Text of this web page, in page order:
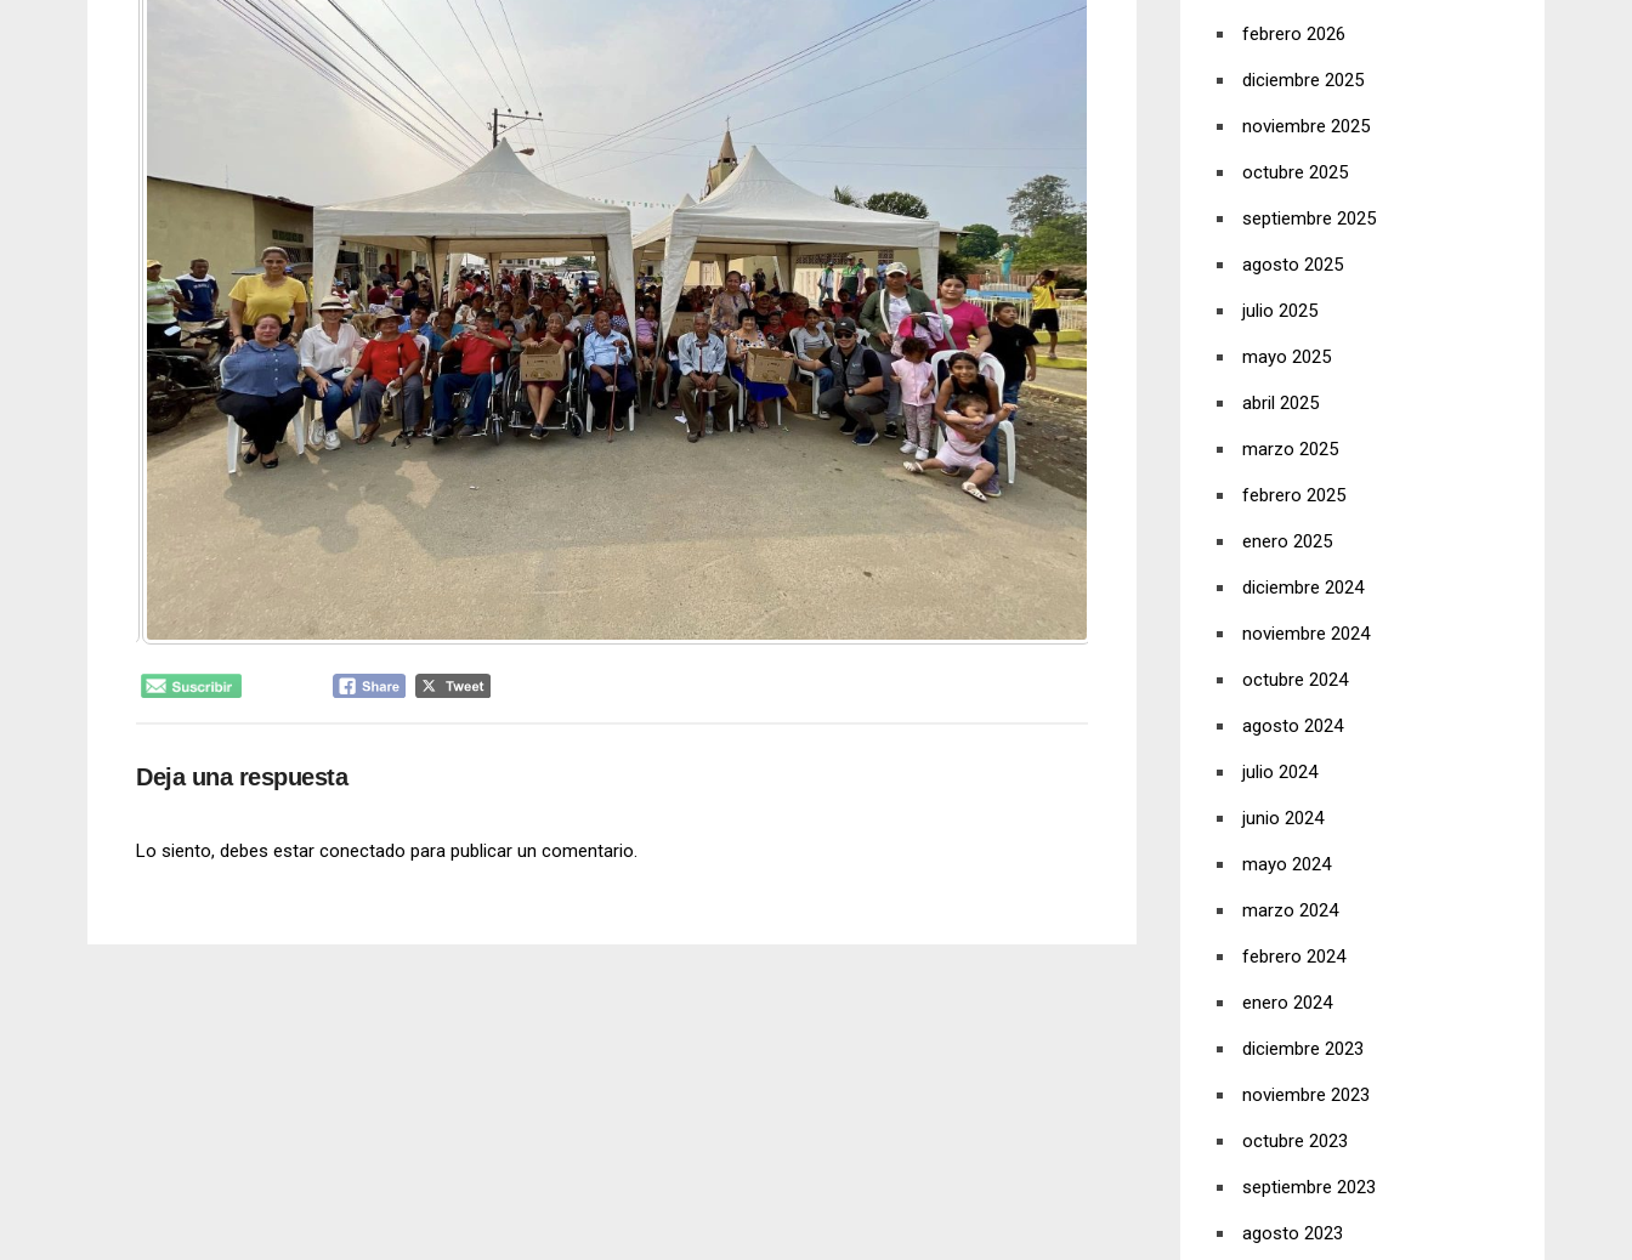
Deja una respuesta
Lo siento, debes estar conectado para publicar un comentario.
febrero 2026
diciembre 2025
noviembre 2025
octubre 2025
septiembre 2025
agosto 2025
julio 2025
mayo 2025
abril 2025
marzo 2025
febrero 2025
enero 2025
diciembre 2024
noviembre 2024
octubre 2024
agosto 2024
julio 2024
junio 2024
mayo 2024
marzo 2024
febrero 2024
enero 2024
diciembre 2023
noviembre 2023
octubre 2023
septiembre 2023
agosto 2023